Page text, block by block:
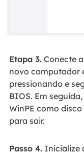
Etapa 3.Conecte
novo computador
pressionando e
BIOS. Em
WinPE como
para sair.
Passo 4.Inicialize